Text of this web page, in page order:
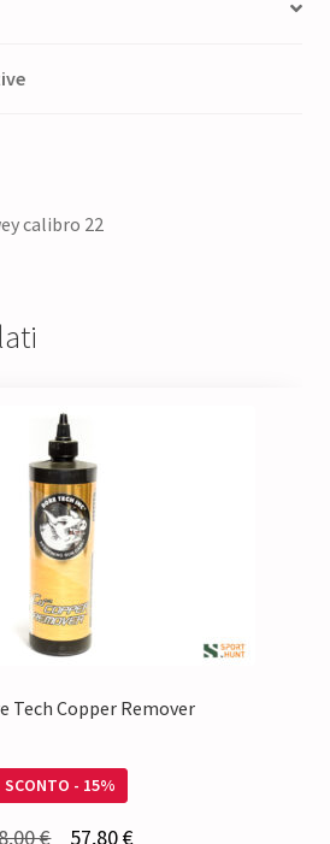
calibro 22
Tech Copper Remover
SCONTO - 15%
€ 57,80€Il